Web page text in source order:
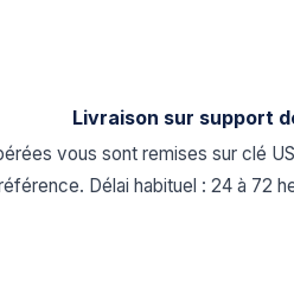
Livraison sur support
vous sont remises sur clé
Délai habituel : 24 à 72